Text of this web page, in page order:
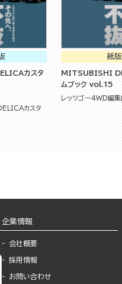
カスタ
カスタ
紙版
MITSUBISHI
ムブック vol.15
レッツゴー4WD編集
企業情報
会社概要
採用情報
お問い合わせ